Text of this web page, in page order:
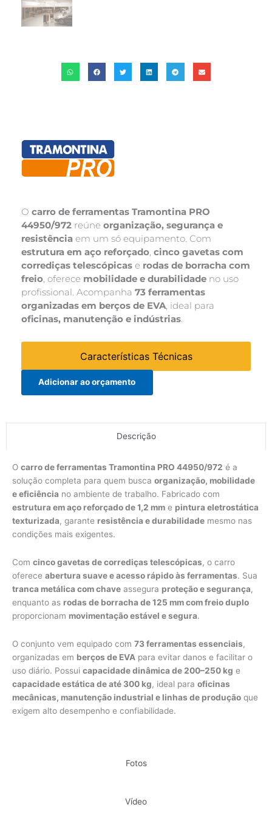
O carro de ferramentas Tramontina PRO
44950/972 reúne organização, segurança e
resistência em um só equipamento. Com
estrutura em aço reforçado cinco gavetas com
corrediças telescópicas e rodas de borracha com
freio , oferece mobilidade e durabilidade no uso
profissional. Acompanha 73 ferramentas
organizadas em berços de EVA , ideal para
oficinas, manutenção e indústrias
Características Técnicas
Adicionar ao orçamento
Descrição
Fotos
Vídeo
O carro de ferramentas Tramontina PRO 44950/972 é a
solução completa para quem busca organização, mobilidade
e eficiência no ambiente de trabalho. Fabricado com
estrutura em aço reforçado de 1,2 mm e pintura eletrostática
texturizada, garante resistência e durabilidade mesmo nas
condições mais exigentes.
Com cinco gavetas de corrediças telescópicas, o carro
oferece abertura suave e acesso rápido às ferramentas. Sua
tranca metálica com chave assegura proteção e segurança,
enquanto as rodas de borracha de 125 mm com freio duplo
proporcionam movimentação estável e segura.
O conjunto vem equipado com 73 ferramentas essenciais,
organizadas em berços de EVA para evitar danos e facilitar o
uso diário. Possui capacidade dinâmica de 200–250 kg e
capacidade estática de até 300 kg, ideal para oficinas
mecânicas, manutenção industrial e linhas de produção que
exigem alto desempenho e confiabilidade.